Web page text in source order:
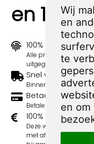
Wij
en
te
en om
en
100% origineel
Alle prints zijn 100%
uitgegeven.
Snel verzonden
Binnen 3 werkdagen
Betaal veilig en
Betalen kan met
100% sociaal
Deze webshop wordt
met afstand tot de